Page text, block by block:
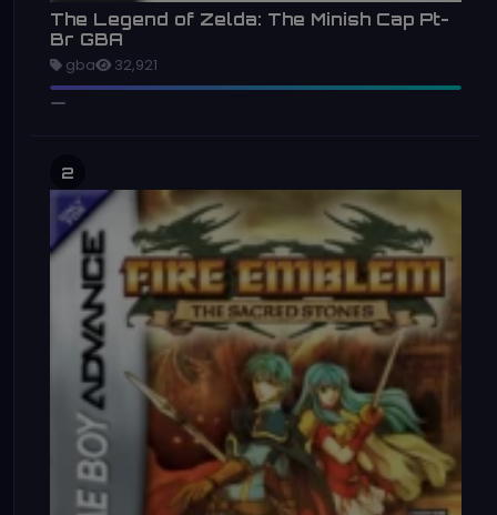
The Legend of Zelda: The Minish Cap Pt-
Br GBA
gba 32,921
2